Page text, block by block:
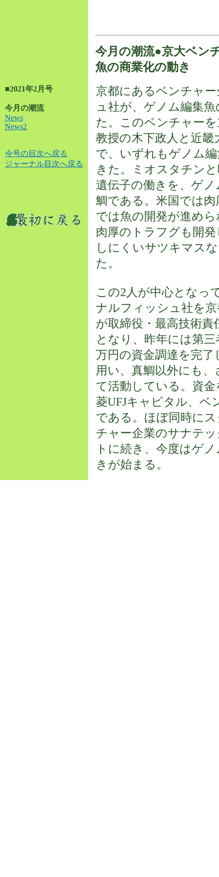
■2021年2月号
今月の潮流
News
News2
今号の目次へ戻る
ジャーナル目次へ戻る
今月の潮流●京大ベン
魚の商業化の動き
京都にあるベンチャ
ュ社が、ゲノム編集
た。このベンチャー
教授の木下政人と近畿
で、いずれもゲノム
きた。ミオスタチン
遺伝子の働きを、ゲ
鯛である。米国では
では魚の開発が進め
肉厚のトラフグも開
しにくいサツキマス
た。
この2人が中心となっ
ナルフィッシュ社を
が取締役・最高技術
となり、昨年には第三
万円の資金調達を完
用い、真鯛以外にも
て活動している。資
菱UFJキャピタル、ベ
である。ほぼ同時に
チャー企業のサナテ
トに続き、今度はゲ
きが始まる。